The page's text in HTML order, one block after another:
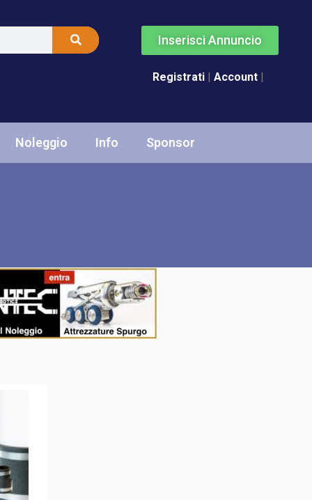
Inserisci Annuncio
Registrati |Account |
Noleggio Info Sponsor